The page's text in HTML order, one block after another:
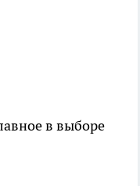
в выборе